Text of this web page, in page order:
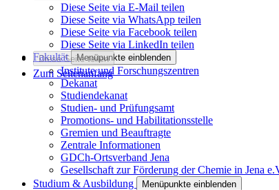
Diese Seite via E-Mail teilen
Diese Seite via WhatsApp teilen
Diese Seite via Facebook teilen
Diese Seite via LinkedIn teilen
Diese Seite teilen
Zum Seitenanfang
Fakultät Menüpunkte einblenden
Institute und Forschungszentren
Dekanat
Studiendekanat
Studien- und Prüfungsamt
Promotions- und Habilitationsstelle
Gremien und Beauftragte
Zentrale Informationen
GDCh-Ortsverband Jena
Gesellschaft zur Förderung der Chemie in Jena
Studium & Ausbildung
Menüpunkte einblenden